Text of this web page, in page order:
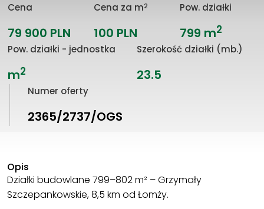
Cena
79 900 PLN
Cena za m2
100 PLN
Pow. działki
799 m2
Pow. działki - jednostka
m2
Szerokość działki (mb.)
23.5
Numer oferty
2365/2737/OGS
Opis
Działki budowlane 799–802 m² – Grzymały
Szczepankowskie, 8,5 km od Łomży.